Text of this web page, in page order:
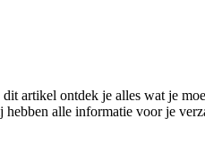
artikel ontdek je alles wat je
alle informatie voor je